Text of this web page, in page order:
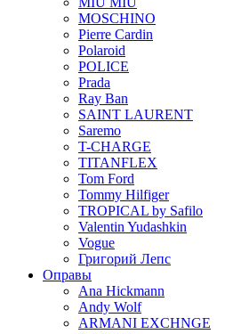
MOSCHINO
Pierre Cardin
Polaroid
POLICE
Prada
Ray Ban
SAINT LAURENT
Saremo
T-CHARGE
TITANFLEX
Tom Ford
Tommy Hilfiger
TROPICAL by Safilo
Valentin Yudashkin
Vogue
Григорий Лепс
Оправы
Ana Hickmann
Andy Wolf
ARMANI EXCHNGE